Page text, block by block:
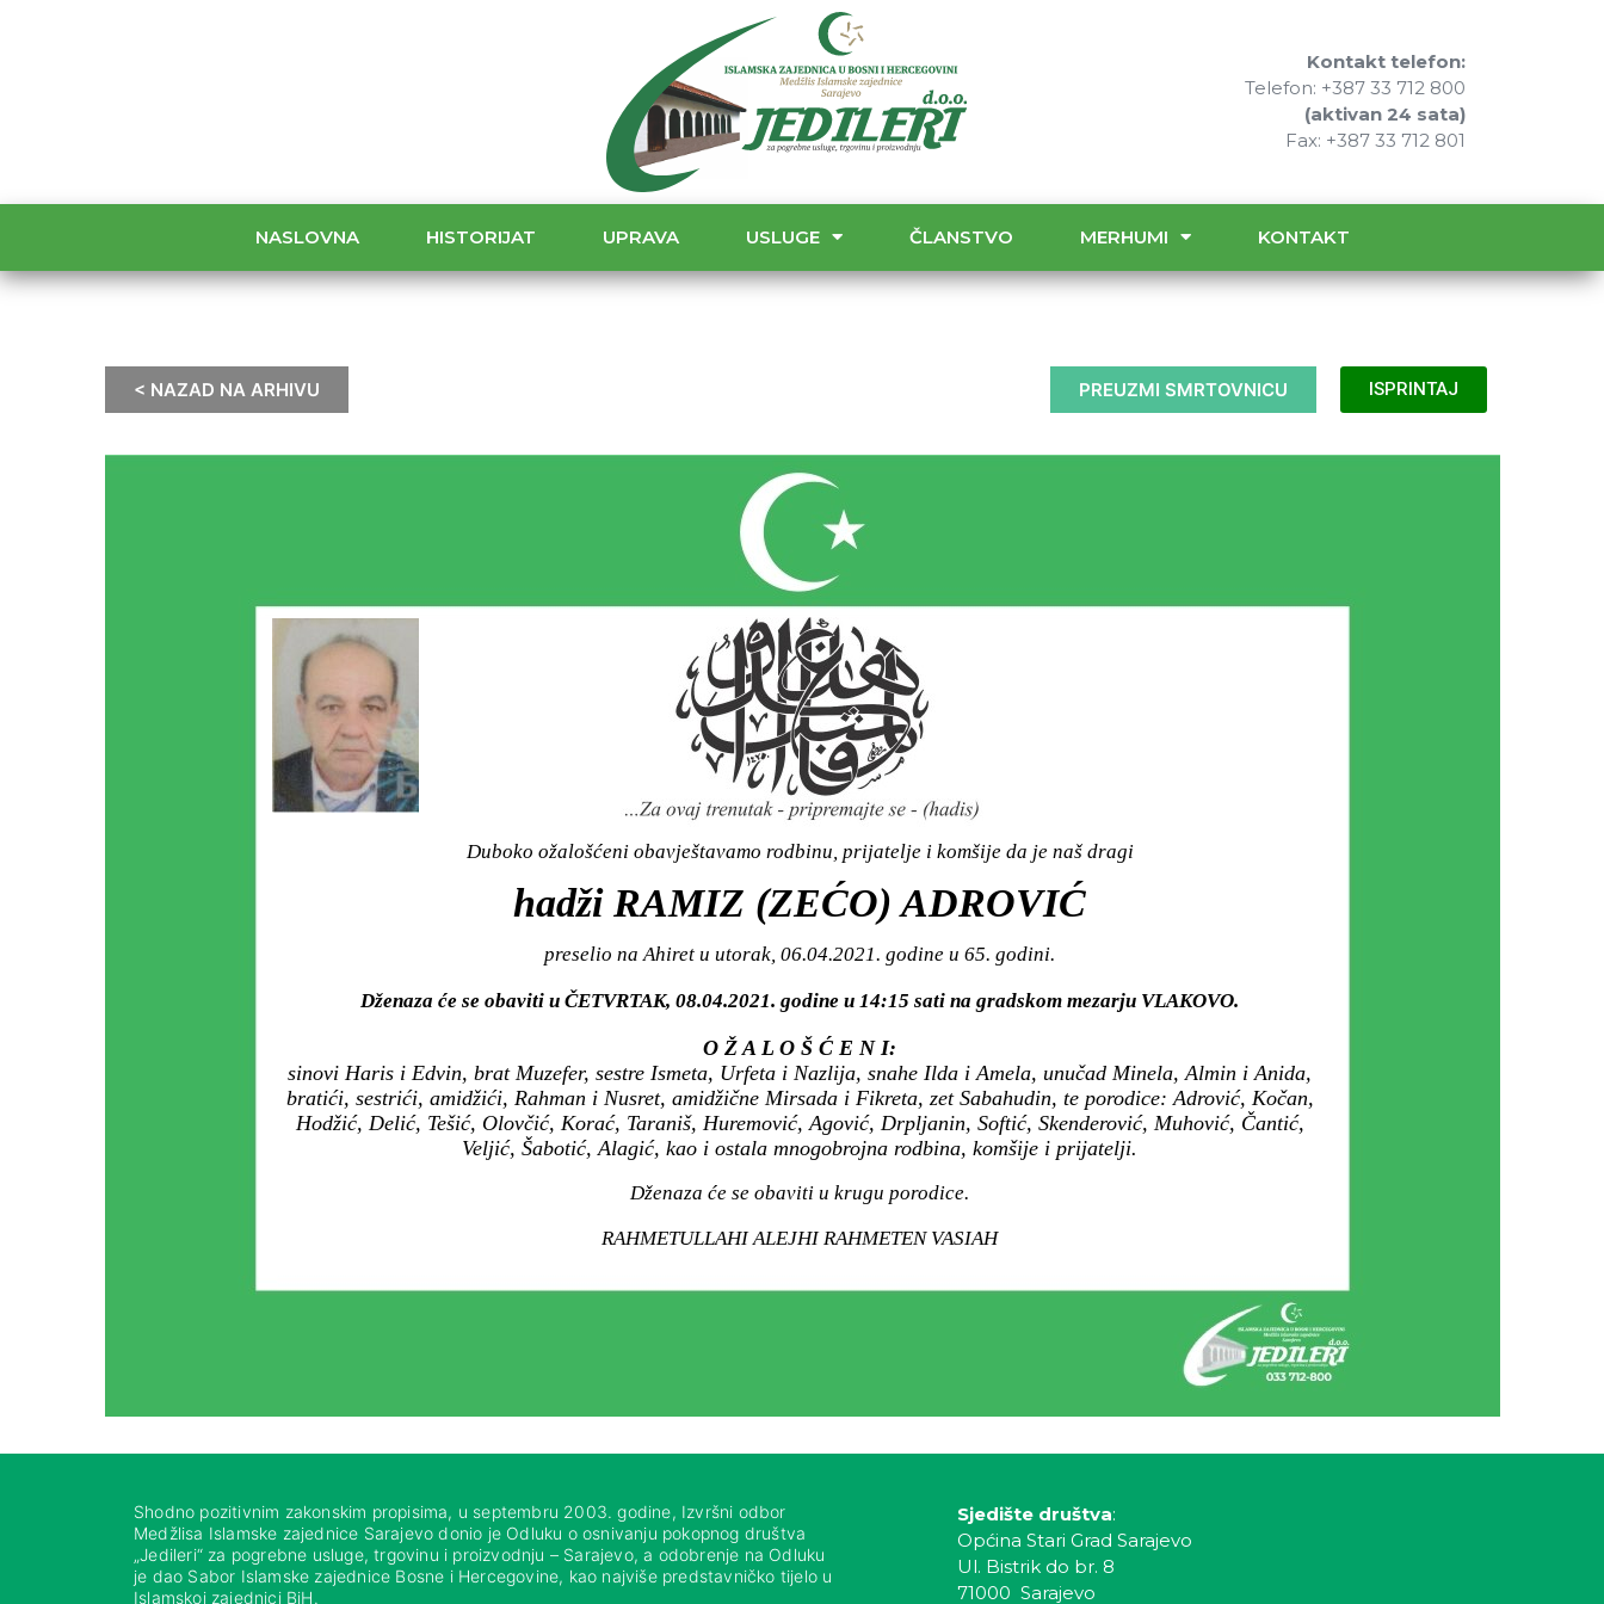
Kontakt telefon:
Telefon: +387 33 712 800
(aktivan 24 sata)
Fax: +387 33 712 801
NASLOVNA HISTORIJAT UPRAVA USLUGE ČLANSTVO MERHUMI KONTAKT
< NAZAD NA ARHIVU PREUZMI SMRTOVNICU ISPRINTAJ
Duboko ožalošćeni obavještavamo rodbinu, prijatelje i komšije da je naš dragi
hadži RAMIZ (ZEĆO) ADROVIĆ
preselio na Ahiret u utorak, 06.04.2021. godine u 65. godini.
Dženaza će se obaviti u ČETVRTAK, 08.04.2021. godine u 14:15 sati na gradskom mezarju VLAKOVO.
O Ž A L O Š Ć E N I:
sinovi Haris i Edvin, brat Muzefer, sestre Ismeta, Urfeta i Nazlija, snahe Ilda i Amela, unučad Minela, Almin i Anida,
bratići, sestrići, amidžići, Rahman i Nusret, amidžične Mirsada i Fikreta, zet Sabahudin, te porodice: Adrović, Kočan,
Hodžić, Delić, Tešić, Olovčić, Korać, Taraniš, Huremović, Agović, Drpljanin, Softić, Skenderović, Muhović, Čantić,
Veljić, Šabotić, Alagić, kao i ostala mnogobrojna rodbina, komšije i prijatelji.
Dženaza će se obaviti u krugu porodice.
RAHMETULLAHI ALEJHI RAHMETEN VASIAH
Shodno pozitivnim zakonskim propisima, u septembru 2003. godine, Izvršni odbor
Medžlisa Islamske zajednice Sarajevo donio je Odluku o osnivanju pokopnog društva
„Jedileri“ za pogrebne usluge, trgovinu i proizvodnju – Sarajevo, a odobrenje na Odluku
je dao Sabor Islamske zajednice Bosne i Hercegovine, kao najviše predstavničko tijelo u
Islamskoj zajednici BiH.
Sjedište društva:
Općina Stari Grad Sarajevo
Ul. Bistrik do br. 8
71000 Sarajevo